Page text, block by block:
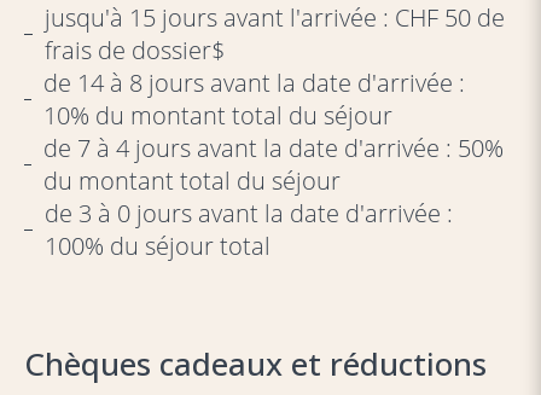
jusqu'à 15 jours avant l'arrivée : CHF 50 de
frais de dossier$
de 14 à 8 jours avant la date d'arrivée :
10% du montant total du séjour
de 7 à 4 jours avant la date d'arrivée : 50%
du montant total du séjour
de 3 à 0 jours avant la date d'arrivée :
100% du séjour total
Chèques cadeaux et réductions